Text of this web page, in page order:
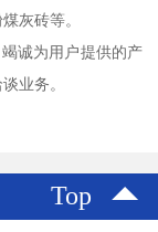
灰砖等。
诚为用户提供的产
业务。
Top